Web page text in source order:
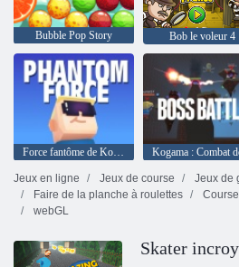
Bubble Pop Story Bob le voleur 4
Force fantôme de Kogama
Jeux en ligne
Jeux de course Jeux de
Faire de la planche à roulettes
webGL
Skater